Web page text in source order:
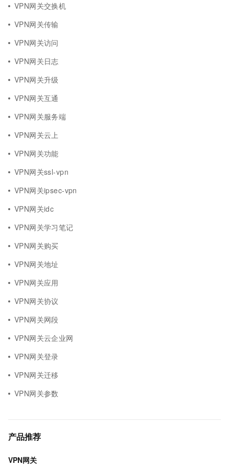
VPN网关交换机
VPN网关传输
VPN网关访问
VPN网关日志
VPN网关升级
VPN网关互通
VPN网关服务端
VPN网关云上
VPN网关功能
VPN网关ssl-vpn
VPN网关ipsec-vpn
VPN网关idc
VPN网关学习笔记
VPN网关购买
VPN网关地址
VPN网关应用
VPN网关协议
VPN网关网段
VPN网关云企业网
VPN网关登录
VPN网关迁移
VPN网关参数
产品推荐
VPN网关